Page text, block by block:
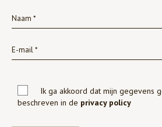
Ik ga akkoord dat mijn gegevens
beschreven in de privacy policy